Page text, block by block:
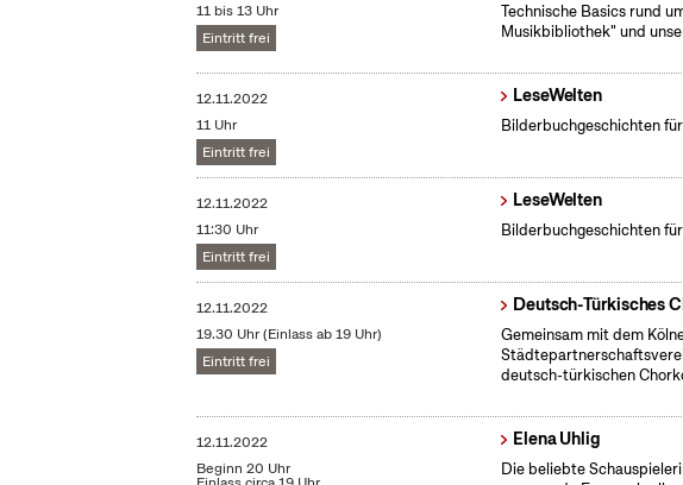
11 bis 13 Uhr
Eintritt frei
Technische Basics rund
Musikbibliothek" und
12.11.2022
11 Uhr
Eintritt frei
LeseWelten
Bilderbuchgeschichten
12.11.2022
11:30 Uhr
Eintritt frei
LeseWelten
Bilderbuchgeschichten
12.11.2022
19.30 Uhr (Einlass ab 19 Uhr)
Eintritt frei
Deutsch-Türkisches
Gemeinsam mit dem
deutsch-türkischen
12.11.2022
Beginn 20 Uhr
Elena Uhlig
Die beliebte